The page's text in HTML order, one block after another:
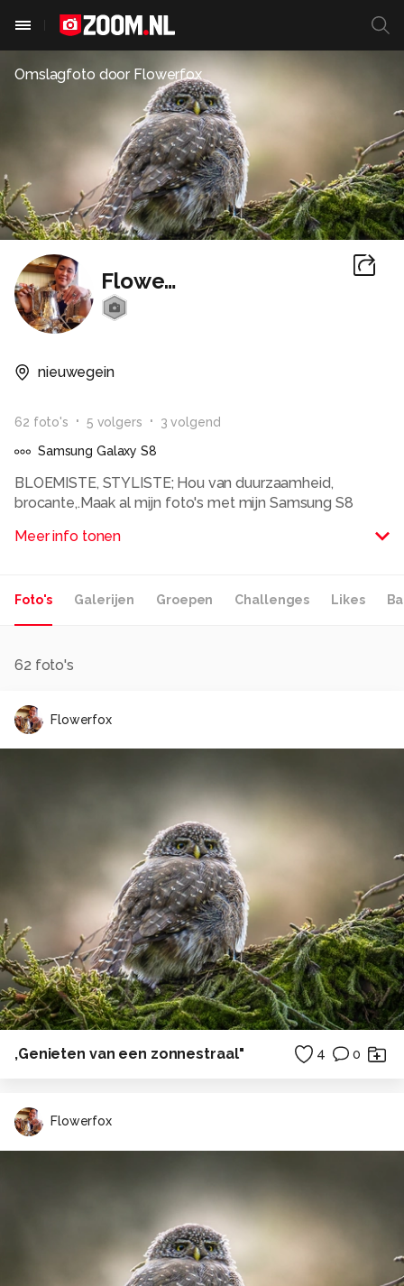
Omslagfoto door Flowerfox
Flowerfox
nieuwegein
62 foto's 5 volgers 3 volgend
Samsung Galaxy S8
BLOEMISTE, STYLISTE; Hou van duurzaamheid,
brocante,.Maak al mijn foto's met mijn Samsung S8
Alle rechten voorbehouden
Meer info tonen
Foto's Galerijen Groepen Challenges Likes
62 foto's
Flowerfox
,Genieten van een zonnestraal" 4 0
Flowerfox